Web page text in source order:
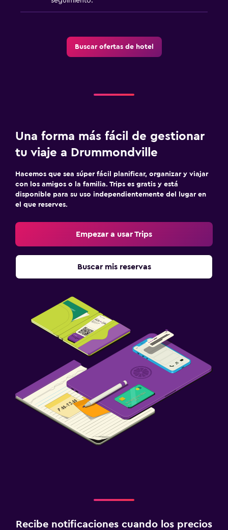
Buscar ofertas de hotel
Una forma más fácil de gestionar
tu viaje a Drummondville
Hacemos que sea súper fácil planificar, organizar y viajar
con los amigos o la familia. Trips es gratis y está
disponible para su uso independientemente del lugar en
el que reserves.
Empezar a usar Trips
Buscar mis reservas
Recibe notificaciones cuando los precios